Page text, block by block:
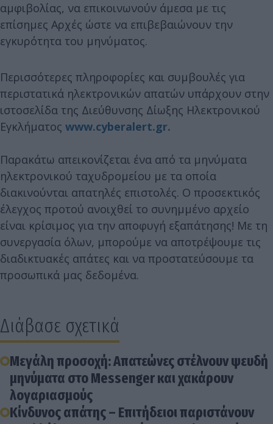
αμφιβολίας, να επικοινωνούν άμεσα με τις
επίσημες Αρχές ώστε να επιβεβαιώνουν την
εγκυρότητα του μηνύματος.
Περισσότερες πληροφορίες και συμβουλές για
περιστατικά ηλεκτρονικών απατών υπάρχουν στην
ιστοσελίδα της Διεύθυνσης Δίωξης Ηλεκτρονικού
Εγκλήματος www.cyberalert.gr.
Παρακάτω απεικονίζεται ένα από τα μηνύματα
ηλεκτρονικού ταχυδρομείου με τα οποία
διακινούνται απατηλές επιστολές. Ο προσεκτικός
έλεγχος προτού ανοιχθεί το συνημμένο αρχείο
είναι κρίσιμος για την αποφυγή εξαπάτησης! Με τη
συνεργασία όλων, μπορούμε να αποτρέψουμε τις
διαδικτυακές απάτες και να προστατεύσουμε τα
προσωπικά μας δεδομένα.
Διάβασε σχετικά
Μεγάλη προσοχή: Απατεώνες στέλνουν ψευδή
μηνύματα στο Messenger και χακάρουν
λογαριασμούς
Κίνδυνος απάτης – Επιτήδειοι παριστάνουν